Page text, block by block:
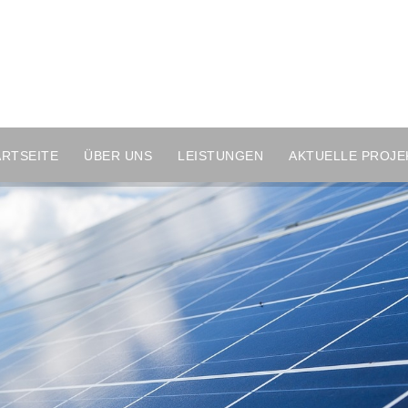
ÜBER UNS LEISTUNGEN AKTUELLE